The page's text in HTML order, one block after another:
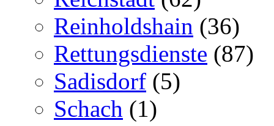
Reinholdshain (36)
Rettungsdienste (87)
Sadisdorf (5)
Schach (1)